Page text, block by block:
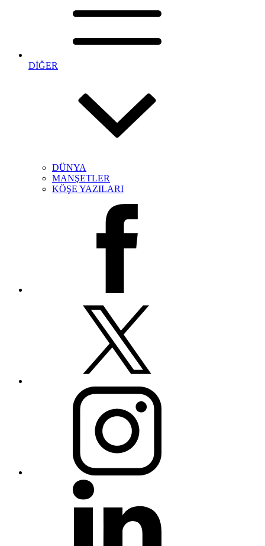
DİĞER
DÜNYA
MANŞETLER
KÖŞE YAZILARI